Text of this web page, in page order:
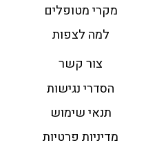
מקרי מטופלים
למה לצפות
צור קשר
הסדרי נגישות
תנאי שימוש
מדיניות פרטיות